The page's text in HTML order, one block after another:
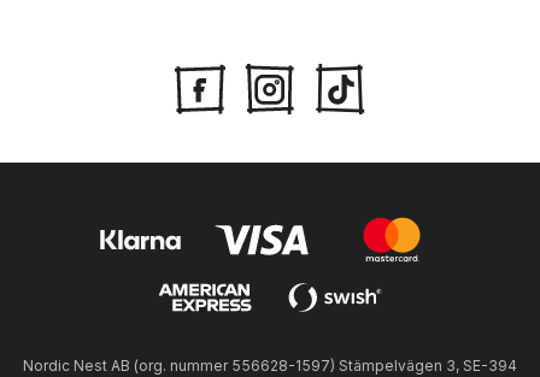
Nordic Nest AB (org. nummer 556628-1597) Stämpelvägen 3, SE-394